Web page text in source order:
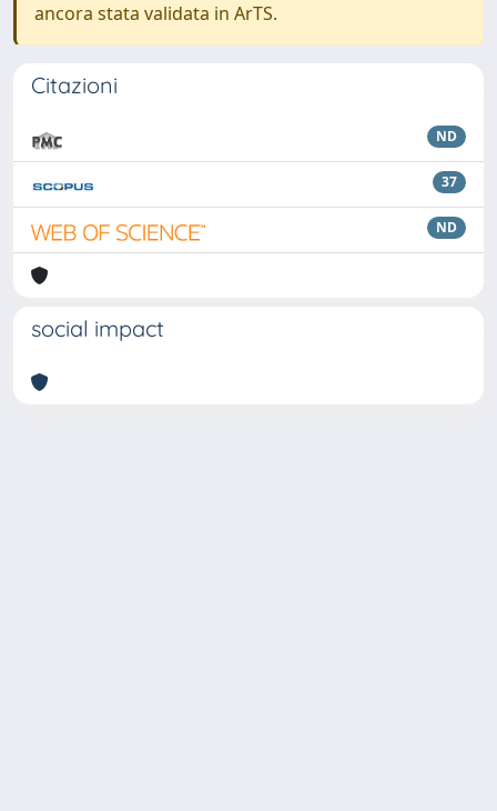
ancora stata validata in ArTS.
Citazioni
ND
37
ND
social impact